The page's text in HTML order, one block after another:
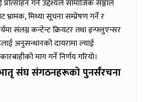
गर्ने उद्देश्यले सामाजिक सञ्जाल
भ्रामक, मिथ्या सूचना सम्प्रेषण गर्ने र
संलग्न कन्टेन्ट क्रियटर तथा इन्फ्लुएन्सर
अनुसन्धानको दायरामा ल्याई
माग गर्ने निर्णय गरियो।
भातृ संघ संगठनहरूको पुनर्संरचना